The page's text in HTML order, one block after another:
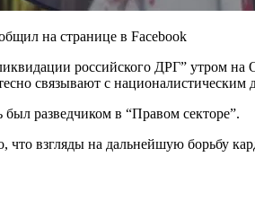
на странице в Facebook
российского ДРГ” утром
связывают с
разведчиком в “Правом секторе”.
взгляды на дальнейшую борьбу